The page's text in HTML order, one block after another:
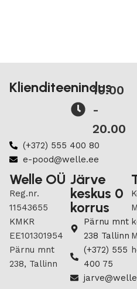
Klienditeenindus
10.00
-
20.00
(+372) 555 400 80
e-pood@welle.ee
Welle OÜ
Reg.nr.
11543655
KMKR
EE101301954
Pärnu mnt
238, Tallinn
Järve
keskus 0
korrus
Pärnu mnt
238 Tallinn
(+372) 555
400 75